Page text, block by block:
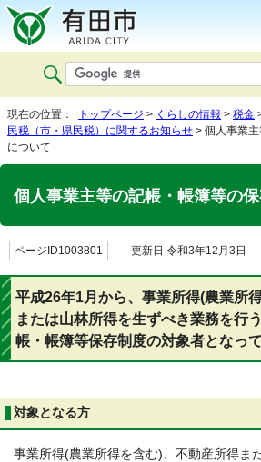
現在の位置： トップページ > くらしの情報 > 税金
民税（市・県民税）に関するお知らせ > 個人事業
について
個人事業主等の記帳・帳簿等の
ページID1003801 更新日 令和3年12月3日
平成26年1月から、事業所得(農業所
または山林所得を生ずべき業務を行
帳・帳簿等保存制度の対象者となって
対象となる方
事業所得(農業所得を含む)、不動産所得ま